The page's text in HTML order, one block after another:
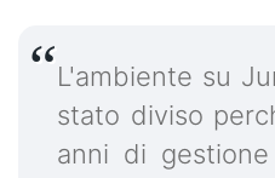
L'ambiente su
stato diviso
anni di